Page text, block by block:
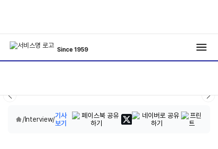
Since 1959
/Interview/기사
보기